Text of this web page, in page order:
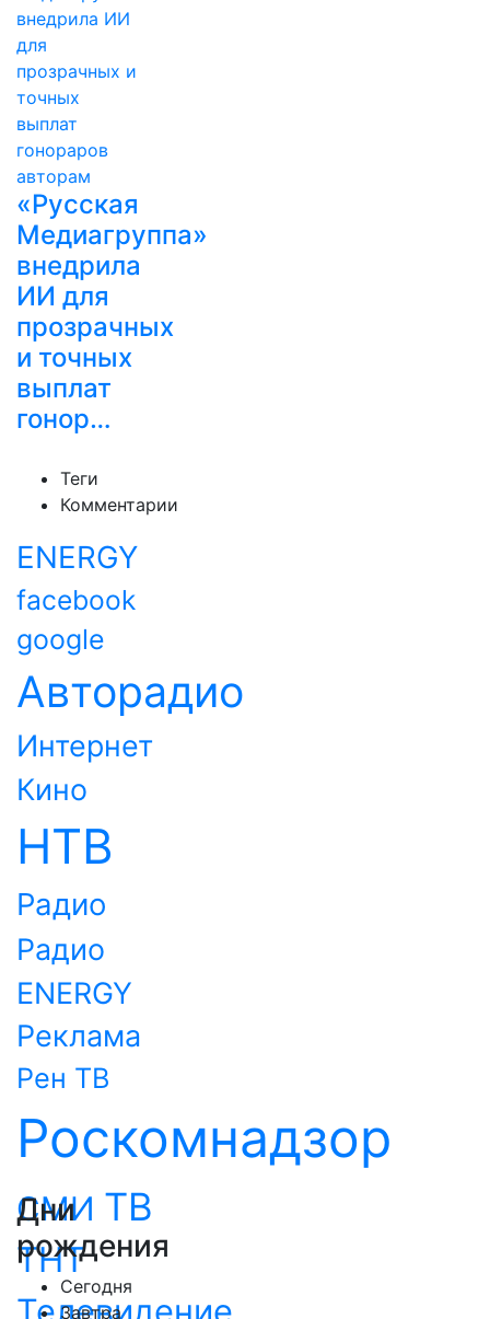
«Русская
Медиагруппа»
внедрила
ИИ для
прозрачных
и точных
выплат
гонор…
Теги
Комментарии
ENERGY
facebook
google
Авторадио
Интернет
Кино
НТВ
Радио
Радио
ENERGY
Реклама
Рен ТВ
Роскомнадзор
СМИ ТВ
ТНТ
Телевидение
Дни
рождения
Сегодня
Завтра